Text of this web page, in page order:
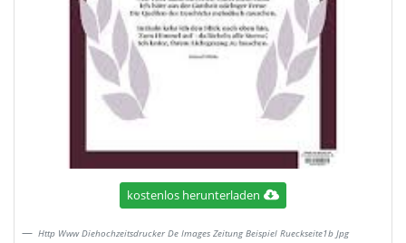
kostenlos herunterladen
Http Www Diehochzeitsdrucker De Images Zeitung Beispiel Rueckseite1b Jpg